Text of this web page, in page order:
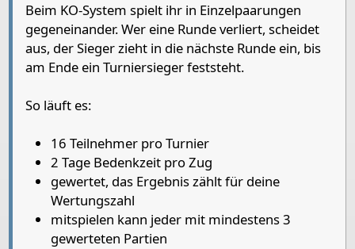
Beim KO-System spielt ihr in Einzelpaarungen
gegeneinander. Wer eine Runde verliert, scheidet
aus, der Sieger zieht in die nächste Runde ein, bis
am Ende ein Turniersieger feststeht.
So läuft es:
16 Teilnehmer pro Turnier
2 Tage Bedenkzeit pro Zug
gewertet, das Ergebnis zählt für deine
Wertungszahl
mitspielen kann jeder mit mindestens 3
gewerteten Partien